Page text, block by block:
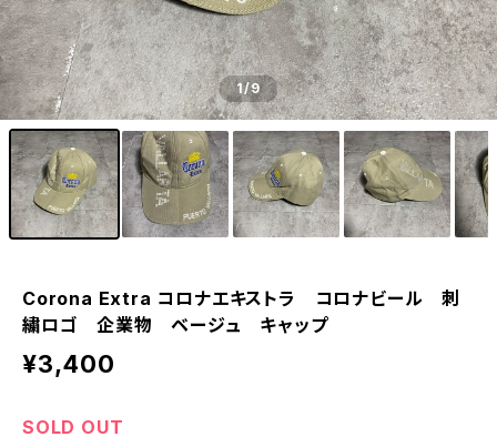
1/9
Corona Extra コロナエキストラ コロナビール 刺
繍ロゴ 企業物 ベージュ キャップ
¥3,400
SOLD OUT